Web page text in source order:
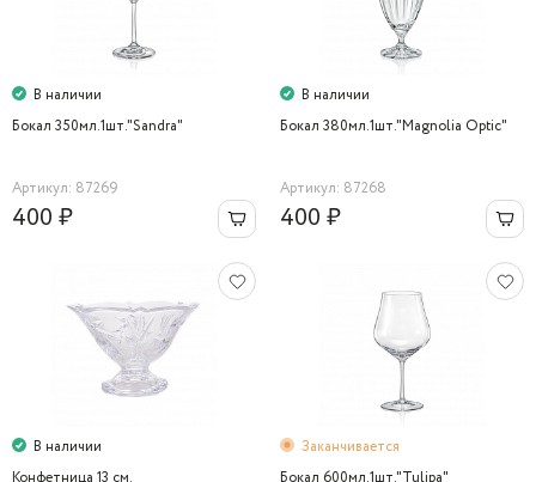
В наличии
Бокал 350мл.1шт."Sandra"
Артикул: 87269
400 ₽
В наличии
Бокал 380мл.1шт."Magnolia Optic"
Артикул: 87268
400 ₽
В наличии
Конфетница 13 cм.
Заканчивается
Бокал 600мл.1шт."Tulipa"